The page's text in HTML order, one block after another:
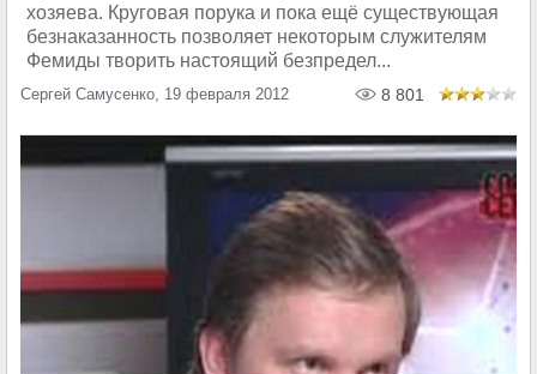
хозяева. Круговая порука и пока ещё существующая
безнаказанность позволяет некоторым служителям
Фемиды творить настоящий безпредел...
Сергей Самусенко, 19 февраля 2012 8 801